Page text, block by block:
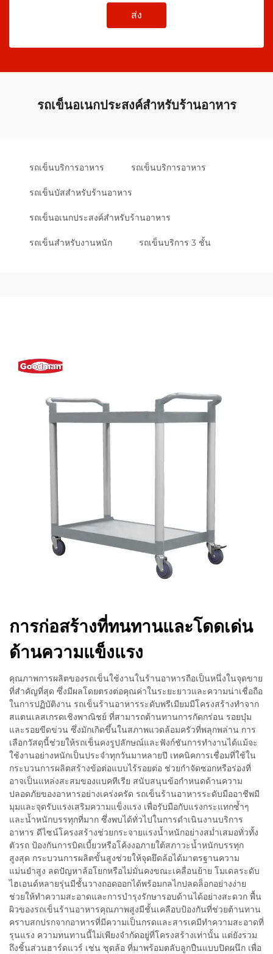
ส่ง
รถเข็นอเนกประสงค์สำหรับร้านอาหาร
รถเข็นบริการอาหาร รถเข็นบริการอาหาร
รถเข็นบัสสำหรับร้านอาหาร
รถเข็นอเนกประสงค์สำหรับร้านอาหาร
รถเข็นสำหรับงานหนัก รถเข็นบริการ 3 ชั้น
การก่อสร้างที่ทนทานและโดดเด่น
ด้านความแข็งแรง
คุณภาพการผลิตของรถเข็นใช้งานในร้านอาหารถือเป็นหนึ่งในจุดขาย
ที่สำคัญที่สุด ซึ่งมีผลโดยตรงต่อคุณค่าในระยะยาวและความน่าเชื่อถือ
ในการปฏิบัติงาน รถเข็นร้านอาหารระดับพรีเมียมมีโครงสร้างทำจาก
สแตนเลสเกรดเชิงพาณิชย์ ที่สามารถต้านทานการกัดกร่อน รอยบุ๋ม
และรอยขีดข่วน ซึ่งมักเกิดขึ้นในสภาพแวดล้อมครัวที่พลุกพล่าน การ
เลือกวัสดุนี้ช่วยให้รถเข็นคงรูปลักษณ์และฟังก์ชันการทำงานได้แม้จะ
ใช้งานอย่างหนักเป็นประจำทุกวันมาหลายปี เทคนิคการเชื่อมที่ใช้ใน
กระบวนการผลิตสร้างข้อต่อแบบไร้รอยต่อ ช่วยกำจัดซอกหรือร่องที่
อาจเป็นแหล่งสะสมของแบคทีเรีย สนับสนุนข้อกำหนดด้านความ
ปลอดภัยของอาหารอย่างเคร่งครัด รถเข็นร้านอาหารระดับมืออาชีพมี
มุมและจุดรับแรงเสริมความแข็งแรง เพื่อรับมือกับแรงกระแทกซ้ำๆ
และน้ำหนักบรรทุกที่มาก ซึ่งพบได้ทั่วไปในการดำเนินงานบริการ
อาหาร ดีไซน์โครงสร้างช่วยกระจายแรงน้ำหนักอย่างสม่ำเสมอทั่วทั้ง
ตัวรถ ป้องกันการบิดเบี้ยวหรือโค้งงอภายใต้สภาวะน้ำหนักบรรทุก
สูงสุด กระบวนการผลิตขั้นสูงช่วยให้จุดยึดล้อได้มาตรฐานความ
แม่นยำสูง ลดปัญหาล้อโยกหรือไม่มั่นคงขณะเคลื่อนย้าย โมเดลระดับ
ไฮเอนด์หลายรุ่นมีชั้นวางถอดออกได้พร้อมกลไกปลดล็อกอย่างง่าย
ช่วยให้ทำความสะอาดและการบำรุงรักษารอบด้านได้อย่างสะดวก พื้น
ผิวของรถเข็นร้านอาหารคุณภาพสูงมีชั้นเคลือบป้องกันที่ช่วยต้านทาน
คราบสกปรกจากอาหารที่มีความเป็นกรดและสารเคมีทำความสะอาดที่
รุนแรง ความทนทานนี้ไม่เพียงจำกัดอยู่ที่โครงสร้างเท่านั้น แต่ยังรวม
ถึงชิ้นส่วนฮาร์ดแวร์ เช่น ชุดล้อ ที่มาพร้อมตลับลูกปืนแบบปิดผนึก เพื่อ